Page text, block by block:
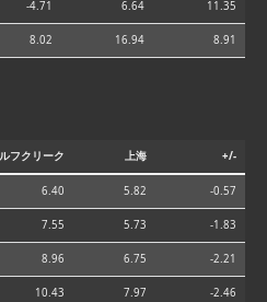
-4.71 6.64 11.35
8.02 16.94 8.91
フクリーク 上海 +/-
6.40 5.82 -0.57
7.55 5.73 -1.83
8.96 6.75 -2.21
10.43 7.97 -2.46